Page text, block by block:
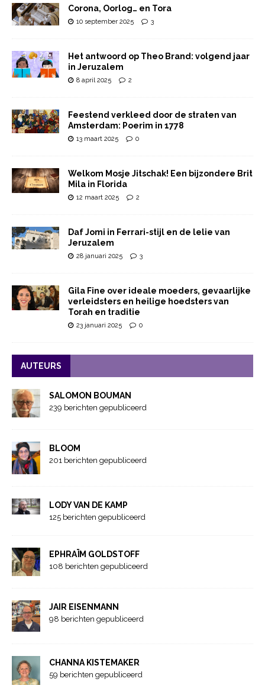
Corona, Oorlog… en Tora
10 september 2025 3
Het antwoord op Theo Brand: volgend jaar
in Jeruzalem
8 april 2025 2
Feestend verkleed door de straten van
Amsterdam: Poerim in 1778
13 maart 2025 0
Welkom Mosje Jitschak! Een bijzondere Brit
Mila in Florida
12 maart 2025 2
Daf Jomi in Ferrari-stijl en de lelie van
Jeruzalem
28 januari 2025 3
Gila Fine over ideale moeders, gevaarlijke
verleidsters en heilige hoedsters van
Torah en traditie
23 januari 2025 0
AUTEURS
SALOMON BOUMAN
239 berichten gepubliceerd
BLOOM
201 berichten gepubliceerd
LODY VAN DE KAMP
125 berichten gepubliceerd
EPHRAÏM GOLDSTOFF
108 berichten gepubliceerd
JAIR EISENMANN
98 berichten gepubliceerd
CHANNA KISTEMAKER
59 berichten gepubliceerd